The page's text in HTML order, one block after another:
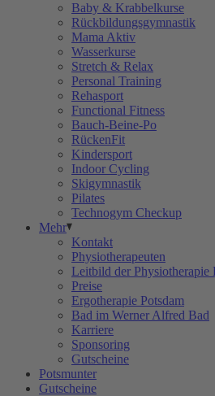
Baby & Krabbelkurse
Rückbildungsgymnastik
Mama Aktiv
Wasserkurse
Stretch & Relax
Personal Training
Rehasport
Functional Fitness
Bauch-Beine-Po
RückenFit
Kindersport
Indoor Cycling
Skigymnastik
Pilates
Technogym Checkup
Mehr
Kontakt
Physiotherapeuten
Leitbild der Physiotherapie
Preise
Ergotherapie Potsdam
Bad im Werner Alfred Bad
Karriere
Sponsoring
Gutscheine
Potsmunter
Gutscheine